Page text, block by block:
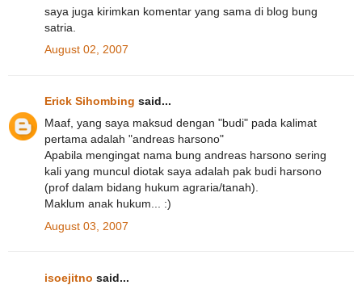
saya juga kirimkan komentar yang sama di blog bung
satria.
August 02, 2007
Erick Sihombing said...
Maaf, yang saya maksud dengan "budi" pada kalimat
pertama adalah "andreas harsono"
Apabila mengingat nama bung andreas harsono sering
kali yang muncul diotak saya adalah pak budi harsono
(prof dalam bidang hukum agraria/tanah).
Maklum anak hukum... :)
August 03, 2007
isoejitno said...